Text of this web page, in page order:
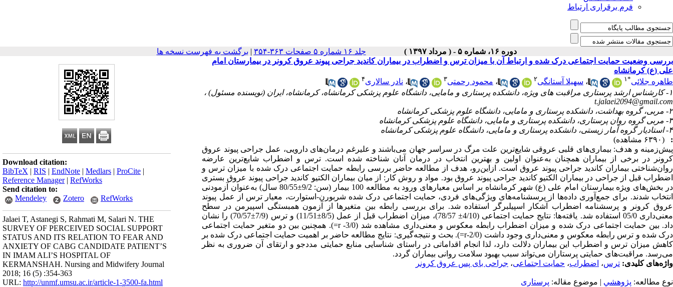
فرم برقراری ارتباط
دوره ۱۶، شماره ۵ - ( مرداد ۱۳۹۷ ) جلد ۱۶ شماره ۵ صفحات ۳۶۳-۳۵۴ | برگشت به فهرست نسخه ها
Download citation:
BibTeX | RIS | EndNote | Medlars | ProCite |
Reference Manager| RefWorks
Send citation to:
Mendeley
Zotero RefWorks
Jalaei T, Astanegi S, Rahmati M, Salari N. THE
SURVEY OF PERCEIVED SOCIAL SUPPORT
STATUS AND ITS RELATION TO FEAR AND
ANXIETY OF CABG CANDIDATE PATIENT’S
IN IMAM ALI’S HOSPITAL OF
KERMANSHAH. Nursing and Midwifery Journal
2018; 16 (5) :354-363
URL: http://unmf.umsu.ac.ir/article-1-3500-fa.html
بررسی وضعیت حمایت اجتماعی درک شده و ارتباط آن با میزان ترس و اضطراب در بیماران کاندید جراحی پیوند عروق کرونر در بیمارستان امام
علی (ع) کرمانشاه
طاهره جلائی*۱ ، سهیلا آستانگی۲ ، محمود رحمتی۳ ، نادر سالاری۴
۱- کارشناس ارشد پرستاری مراقبت های ویژه، دانشکده پرستاری و مامایی، دانشگاه علوم پزشکی کرمانشاه، کرمانشاه، ایران (نویسنده مسئول) ،
t.jalaei2094@gmail.com
۲- مربی، گروه بهداشت، دانشکده پرستاری و مامایی، دانشگاه علوم پزشکی کرمانشاه
۳- مربی گروه روان پرستاری، دانشکده پرستاری و مامایی، دانشگاه علوم پزشکی کرمانشاه
۴- استادیار گروه آمار زیستی، دانشکده پرستاری و مامایی، دانشگاه علوم پزشکی کرمانشاه
:
(۶۳۹۰ مشاهده)
پیش‌زمینه و هدف: بیماری‌های قلبی عروقی شایع‌ترین علت مرگ در سراسر جهان می‌باشند و علیرغم درمان‌های دارویی، عمل جراحی پیوند عروق
کرونر در برخی از بیماران همچنان به‌عنوان اولین و بهترین انتخاب در درمان آنان شناخته شده است. ترس و اضطراب شایع‌ترین عارضه
روان‌شناختی بیماران کاندید جراحی پیوند عروق است. ازاین‌رو، هدف از مطالعه حاضر بررسی رابطه حمایت اجتماعی درک شده با میزان ترس و
اضطراب قبل از جراحی در بیماران الکتیو کاندید جراحی پیوند عروق بود. مواد و روش‌ کار: از میان بیماران الکتیو کاندید جراحی پیوند عروق بستری
در بخش‌های ویژه بیمارستان امام علی (ع) شهر کرمانشاه بر اساس معیارهای ورود به مطالعه 100 بیمار (سن: 9/2±80/55 سال) به‌عنوان آزمودنی
انتخاب شدند. برای جمع‌آوری داده‌ها از پرسشنامه‌های ویژگی‌های فردی، حمایت اجتماعی درک شده شربورن-استوارت، معیار ترس از عمل پیوند
عروق کرونر و پرسشنامه اضطراب آشکار اسپیل­برگر استفاده شد. برای بررسی رابطه بین متغیرها از آزمون همبستگی اسپیرمن در سطح
معنی‌داری 05/0 استفاده شد. یافته‌ها: نتایج حمایت اجتماعی (4/10± 78/57)، میزان اضطراب قبل از عمل (8/5±11/51) و ترس (7/9±70/57) را نشان
داد. بین حمایت اجتماعی درک شده و میزان اضطراب رابطه معکوس و معنی‌داری مشاهده شد (3/0- r=). همچنین بین دو متغیر حمایت اجتماعی
درک شده و ترس رابطه معکوس و معنی‌داری وجود داشت (2/0-r=). بحث و نتیجه‌گیری: نتایج مطالعه حاضر بر اهمیت حمایت اجتماعی درک شده بر
کاهش میزان ترس و اضطراب این بیماران دلالت دارد، لذا انجام اقداماتی در راستای شناسایی منابع حمایتی مددجو و ارتقای آن ضروری به نظر
می‌رسد. مراقبت‌های حمایتی پرستاران می‌تواند سبب بهبود سلامت روانی بیماران گردد.
واژه‌های کلیدی: ترس، اضطراب، حمایت اجتماعی، جراحی بای پس عروق کرونر
نوع مطالعه: پژوهشي | موضوع مقاله: پرستاری